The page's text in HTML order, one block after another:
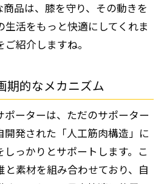
品は、膝を守り、その動きを
活をもっと快適にしてくれま
紹介しますね。
期的なメカニズム
ポーターは、ただのサポーター
開発された「人工筋肉構造」に
っかりとサポートします。こ
素材を組み合わせており、自